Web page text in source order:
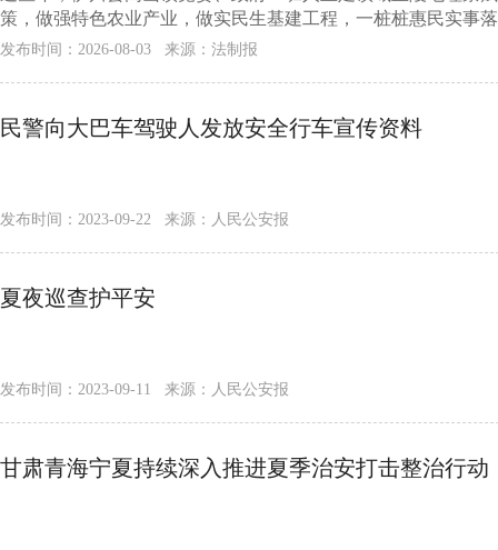
策，做强特色农业产业，做实民生基建工程，一桩桩惠民实事
发布时间：2026-08-03 来源：法制报
民警向大巴车驾驶人发放安全行车宣传资料
发布时间：2023-09-22 来源：人民公安报
夏夜巡查护平安
发布时间：2023-09-11 来源：人民公安报
甘肃青海宁夏持续深入推进夏季治安打击整治行动